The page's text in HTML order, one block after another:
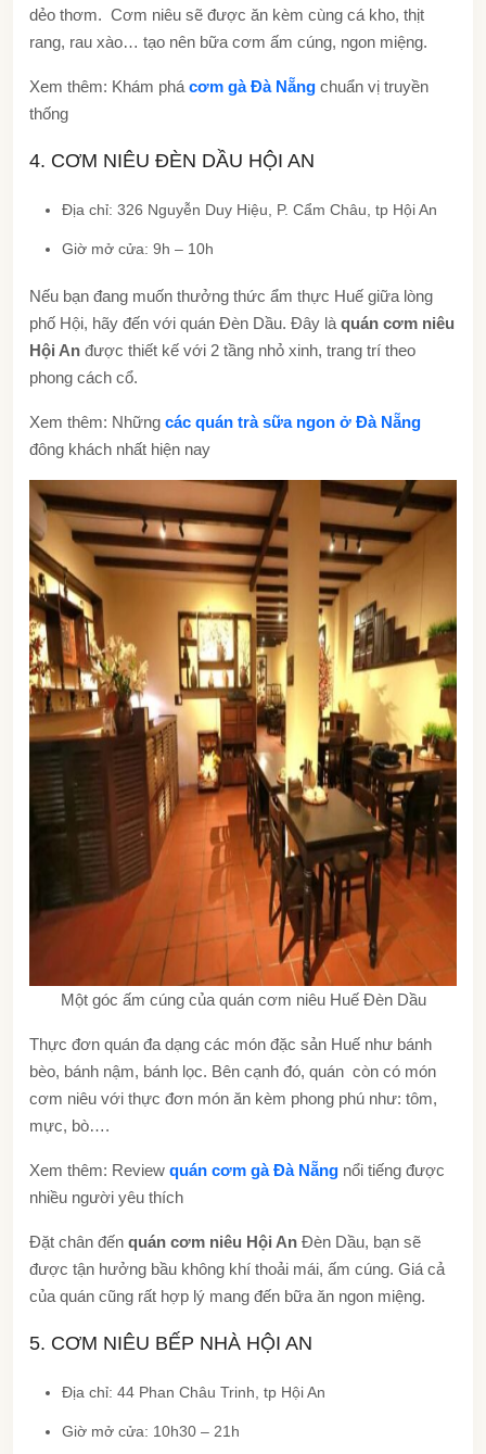
dẻo thơm. Cơm niêu sẽ được ăn kèm cùng cá kho, thịt
rang, rau xào… tạo nên bữa cơm ấm cúng, ngon miệng.
Xem thêm: Khám phá cơm gà Đà Nẵng chuẩn vị truyền
thống
4. CƠM NIÊU ĐÈN DẦU HỘI AN
Địa chỉ: 326 Nguyễn Duy Hiệu, P. Cẩm Châu, tp Hội An
Giờ mở cửa: 9h – 10h
Nếu bạn đang muốn thưởng thức ẩm thực Huế giữa lòng
phố Hội, hãy đến với quán Đèn Dầu. Đây là quán cơm niêu
Hội An được thiết kế với 2 tầng nhỏ xinh, trang trí theo
phong cách cổ.
Xem thêm: Những các quán trà sữa ngon ở Đà Nẵng
đông khách nhất hiện nay
Một góc ấm cúng của quán cơm niêu Huế Đèn Dầu
Thực đơn quán đa dạng các món đặc sản Huế như bánh
bèo, bánh nậm, bánh lọc. Bên cạnh đó, quán còn có món
cơm niêu với thực đơn món ăn kèm phong phú như: tôm,
mực, bò….
Xem thêm: Review quán cơm gà Đà Nẵng nổi tiếng được
nhiều người yêu thích
Đặt chân đến quán cơm niêu Hội An Đèn Dầu, bạn sẽ
được tận hưởng bầu không khí thoải mái, ấm cúng. Giá cả
của quán cũng rất hợp lý mang đến bữa ăn ngon miệng.
5. CƠM NIÊU BẾP NHÀ HỘI AN
Địa chỉ: 44 Phan Châu Trinh, tp Hội An
Giờ mở cửa: 10h30 – 21h